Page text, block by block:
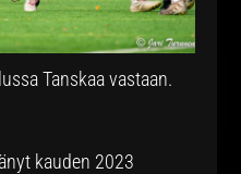
Tanskaa vastaan.
kauden 2023